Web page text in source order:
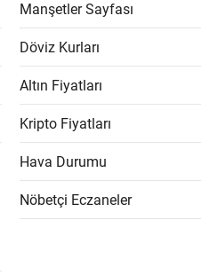
Manşetler Sayfası
Döviz Kurları
Altın Fiyatları
Kripto Fiyatları
Hava Durumu
Nöbetçi Eczaneler